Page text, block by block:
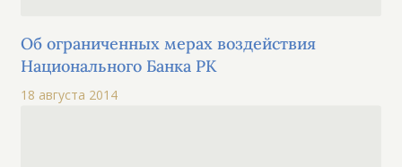
Об ограниченных мерах воздействия
Национального Банка РК
18 августа 2014